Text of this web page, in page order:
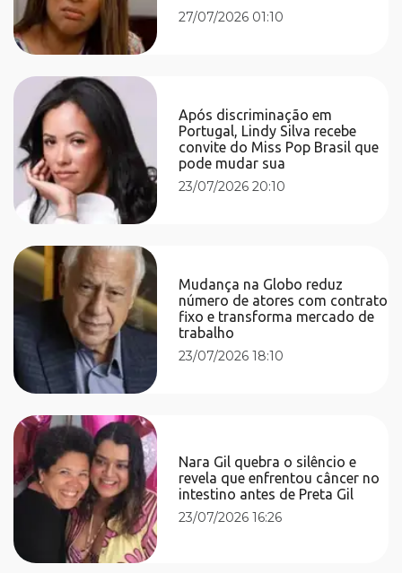
27/07/2026 01:10
Após discriminação em
Portugal, Lindy Silva recebe
convite do Miss Pop Brasil que
pode mudar sua
23/07/2026 20:10
Mudança na Globo reduz
número de atores com contrato
fixo e transforma mercado de
trabalho
23/07/2026 18:10
Nara Gil quebra o silêncio e
revela que enfrentou câncer no
intestino antes de Preta Gil
23/07/2026 16:26